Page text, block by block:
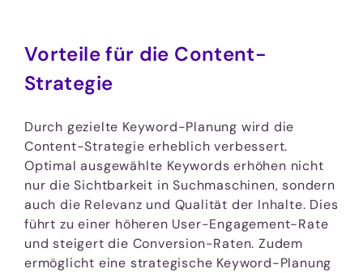
Vorteile für die Content-
Strategie
Durch gezielte Keyword-Planung wird die
Content-Strategie erheblich verbessert.
Optimal ausgewählte Keywords erhöhen nicht
nur die Sichtbarkeit in Suchmaschinen, sondern
auch die Relevanz und Qualität der Inhalte. Dies
führt zu einer höheren User-Engagement-Rate
und steigert die Conversion-Raten. Zudem
ermöglicht eine strategische Keyword-Planung